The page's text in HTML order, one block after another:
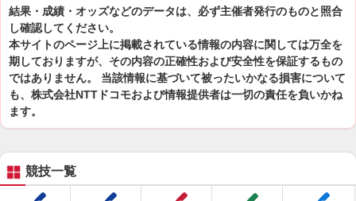
結果・成績・オッズなどのデータは、必ず主催者発行のものと照合
し確認してください。
本サイトのページ上に掲載されている情報の内容に関しては万全を
期しておりますが、その内容の正確性および安全性を保証するもの
ではありません。 当該情報に基づいて被ったいかなる損害について
も、株式会社NTTドコモおよび情報提供者は一切の責任を負いかね
ます。
競技一覧